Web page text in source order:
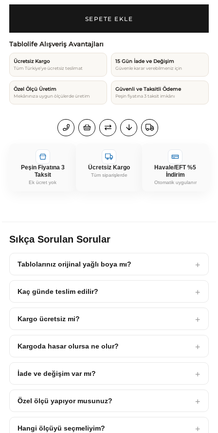
Tablolife Alışveriş Avantajları
Ücretsiz Kargo
Tüm Türkiye’ye ücretsiz teslimat
15 Gün İade ve Değişim
Güvenle karar verebilmeniz için
Özel Ölçü Üretim
Mekânınıza uygun ölçülerde üretim
Güvenli ve Taksitli Ödeme
Peşin fiyatına 3 taksit imkânı
Peşin Fiyatına 3
Taksit
Ek ücret yok
Ücretsiz Kargo
Tüm siparişlerde
Havale/EFT %5
İndirim
Otomatik uygulanır
Sıkça Sorulan Sorular
Tablolarınız orijinal yağlı boya mı?
Kaç günde teslim edilir?
Kargo ücretsiz mi?
Kargoda hasar olursa ne olur?
İade ve değişim var mı?
Özel ölçü yapıyor musunuz?
Hangi ölçüyü seçmeliyim?